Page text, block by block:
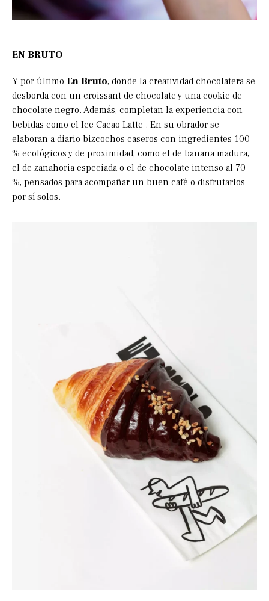
EN BRUTO
Y por último En Bruto, donde la creatividad chocolatera se
desborda con un croissant de chocolate y una cookie de
chocolate negro. Además, completan la experiencia con
bebidas como el Ice Cacao Latte . En su obrador se
elaboran a diario bizcochos caseros con ingredientes 100
% ecológicos y de proximidad, como el de banana madura,
el de zanahoria especiada o el de chocolate intenso al 70
%, pensados para acompañar un buen café o disfrutarlos
por sí solos.